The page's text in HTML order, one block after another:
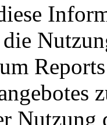
Nutzung